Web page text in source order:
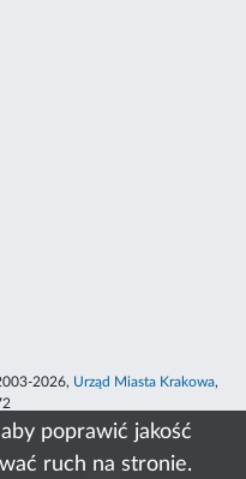
poprawić jakość
ruch na stronie.
2026, Urząd Miasta Krakowa,